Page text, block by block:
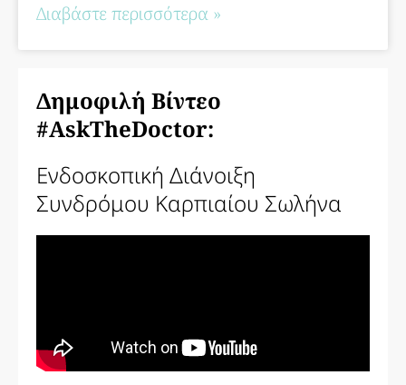
Διαβάστε περισσότερα »
Δημοφιλή Βίντεο
#AskTheDoctor:
Ενδοσκοπική Διάνοιξη
Συνδρόμου Καρπιαίου Σωλήνα